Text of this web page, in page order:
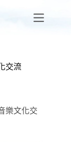
交流
樂文化交